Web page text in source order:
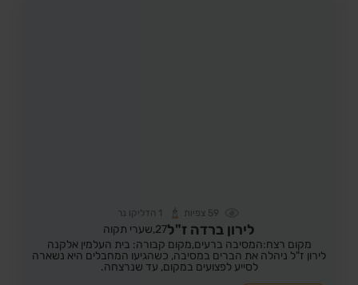
59 צפיות 1 הדליקו נר
לירון ברדה ז"ל27, שערי תקוה
מקום רצח:המסיבה ברעים,מקום קבורה: בית העלמין אלקנה
לירון ז"ל ניהלה את הברים במסיבה, כשהגיעו המחבלים היא נשארה
לסייע לפצועים במקום, עד שנרצחה.